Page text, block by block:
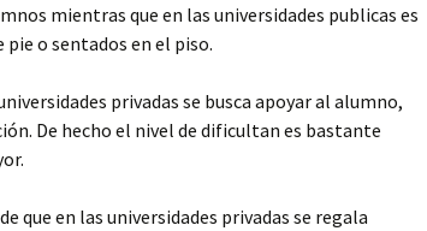
mientras que en las universidades publicas es
o sentados en el piso.
privadas se busca apoyar al alumno,
De hecho el nivel de dificultan es bastante
que en las universidades privadas se regala